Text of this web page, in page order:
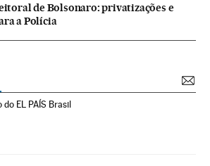
de Bolsonaro: privatizações e
a Polícia
EL PAÍS Brasil